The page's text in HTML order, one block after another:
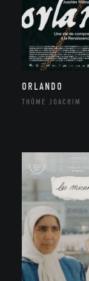
ORLANDO
THÔME JOACHIM